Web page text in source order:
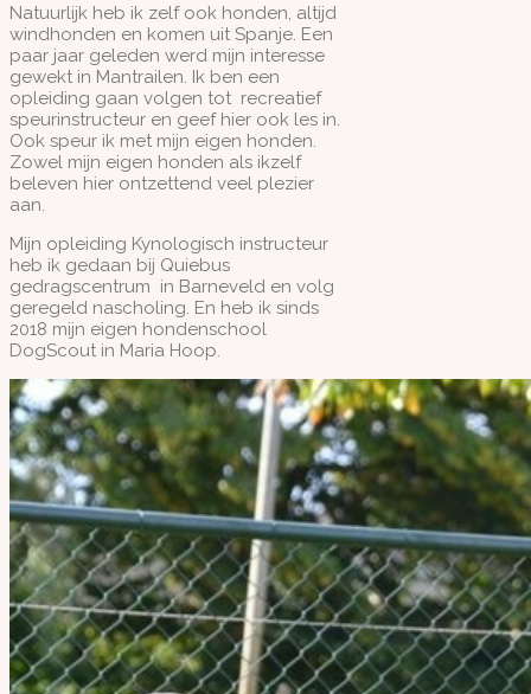
Natuurlijk heb ik zelf ook honden, altijd
windhonden en komen uit Spanje. Een
paar jaar geleden werd mijn interesse
gewekt in Mantrailen. Ik ben een
opleiding gaan volgen tot recreatief
speurinstructeur en geef hier ook les in.
Ook speur ik met mijn eigen honden.
Zowel mijn eigen honden als ikzelf
beleven hier ontzettend veel plezier
aan.
Mijn opleiding Kynologisch instructeur
heb ik gedaan bij Quiebus
gedragscentrum in Barneveld en volg
geregeld nascholing. En heb ik sinds
2018 mijn eigen hondenschool
DogScout in Maria Hoop.